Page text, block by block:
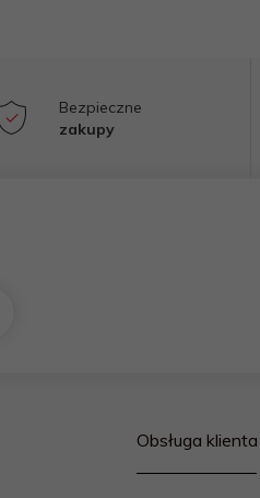
Bezpieczne
zakupy
Obsługa klienta